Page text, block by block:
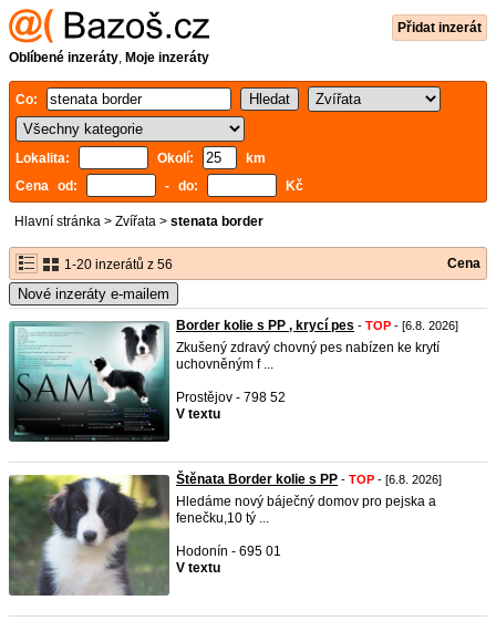
Přidat inzerát
Oblíbené inzeráty, Moje inzeráty
Co:
Lokalita: Okolí:
km
Cena od:
- do: Kč
Hlavní stránka > Zvířata > stenata border
1-20 inzerátů z 56 Cena
Nové inzeráty e-mailem
Border kolie s PP , krycí pes - TOP - [6.8. 2026]
Zkušený zdravý chovný pes nabízen ke krytí
uchovněným f ...
Prostějov - 798 52
V textu
Štěnata Border kolie s PP - TOP - [6.8. 2026]
Hledáme nový báječný domov pro pejska a
fenečku,10 tý ...
Hodonín - 695 01
V textu